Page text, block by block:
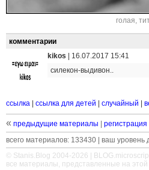
голая,
комментарии
kikos
16.07.2017 15:41
силекон-выдивон..
ссылка ссылка для детей случайный
« предыдущие материалы регистрация
всего материалов: 133430 | ваш уровень
© Stanis.Blog 2004-2026 |
все материалы, представленные на